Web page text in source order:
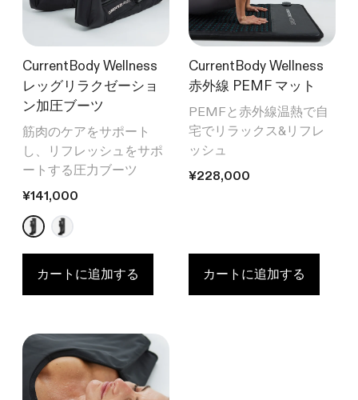
CurrentBody Wellness
レッグリラクゼーショ
ン加圧ブーツ
筋肉のケアをサポート
し、リフレッシュをサポ
ートする圧力ブーツ
通常価格
¥141,000
カートに追加する
CurrentBody Wellness
赤外線 PEMF マット
PEMFと赤外線温熱で自
宅でリラックス&リフレ
ッシュ
通常価格
¥228,000
カートに追加する